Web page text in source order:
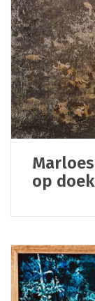
op doek